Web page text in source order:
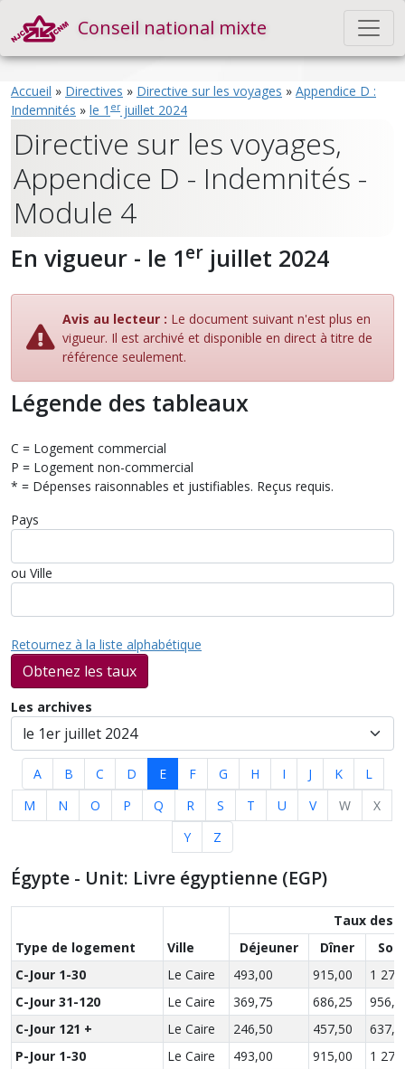
Conseil national mixte
Accueil » Directives » Directive sur les voyages » Appendice D :
Indemnités » le 1 erjuillet 2024
Directive sur les voyages,
Appendice D - Indemnités -
Module 4
En vigueur - le 1er juillet 2024
Avis au lecteur : Le document suivant n'est plus en
vigueur. Il est archivé et disponible en direct à titre de
référence seulement.
Légende des tableaux
C = Logement commercial
P = Logement non-commercial
* = Dépenses raisonnables et justifiables. Reçus requis.
Pays
ou Ville
Retournez à la liste alphabétique
Obtenez les taux
Les archives
A B C D E F G H I J K
L
M
N O P Q R S T U V W
X
Y
Z
Égypte - Unit: Livre égyptienne (EGP)
Type de logement Ville
Taux des
Déjeuner
Dîner
C-Jour 1-30
Le Caire 493,00 915,00
1
C-Jour 31-120
Le Caire 369,75 686,25
C-Jour 121 +
Le Caire 246,50 457,50
P-Jour 1-30
Le Caire 493,00 915,00
1